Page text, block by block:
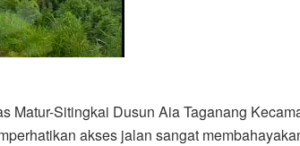
Matur-Sitingkai Dusun Aia Taganang
akses jalan sangat